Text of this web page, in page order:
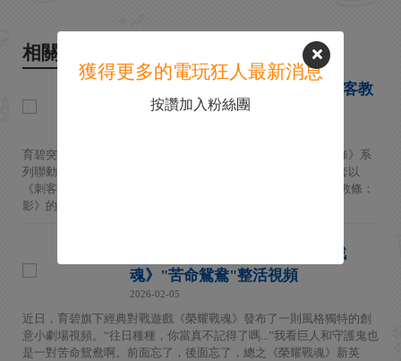
相關新聞
《榮耀戰魂》官方宣傳聯動《刺客教
條》 多位刺客加入！
育碧突然宣布將多人對戰遊戲《榮耀戰魂》與經典的《刺客教條》系
列聯動。近期，遊戲將迎來一次大型主題內容更新，加入一整套以
《刺客教條》英雄為靈感設計的獨特皮膚。 其中，來自《刺客教條：
影》的優雅女刺客奈緒...
又吃上大份了 育碧官方《榮耀戰
魂》"苦命鴛鴦"整活視頻
2026-02-05
近日，育碧旗下經典對戰遊戲《榮耀戰魂》發布了一則風格獨特的創
意小劇場視頻。“往日種種，你當真不記得了嗎...”我看巨人和守護鬼也
是一對苦命鴛鴦啊。前面忘了，後面忘了，總之《榮耀戰魂》新英
獲得更多的電玩狂人最新消息
按讚加入粉絲團